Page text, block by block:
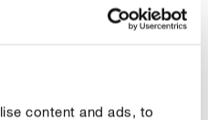
content and ads, to
zakup specjalnej
przykład mieszanki
przez bawiące się dzieci.